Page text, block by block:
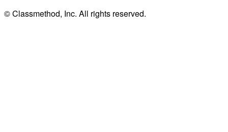
© Classmethod, Inc. All rights reserved.